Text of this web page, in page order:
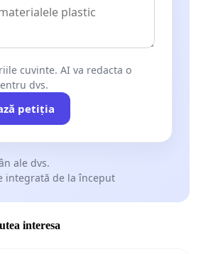
cuvinte. AI va redacta o
dvs.
petiția
ale dvs.
integrată de la început
interesa